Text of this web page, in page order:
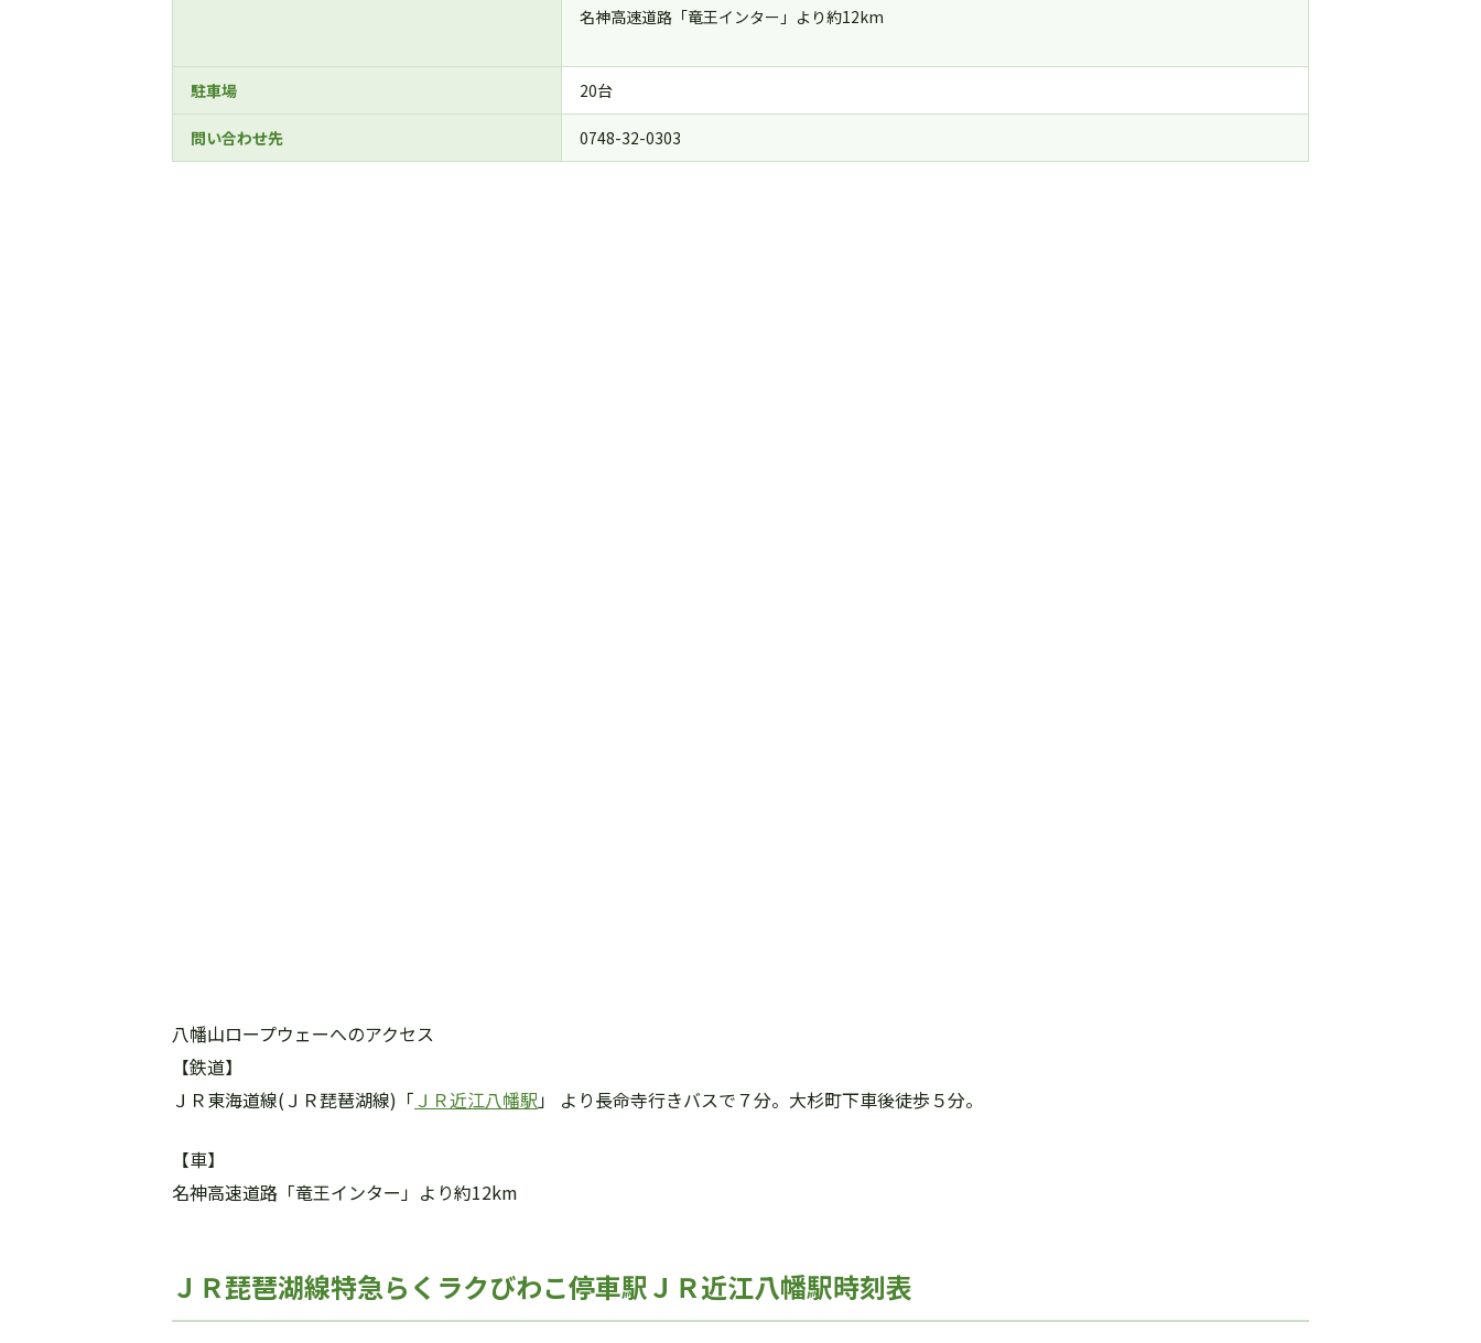
名神高速道路「竜王インター」より約12km
駐車場 20台
問い合わせ先 0748-32-0303
八幡山ロープウェーへのアクセス
【鉄道】
ＪＲ東海道線(ＪＲ琵琶湖線)「 ＪＲ近江八幡駅」 より長命寺行きバスで７分。大杉町下車後徒歩５分。
【車】
名神高速道路「竜王インター」より約12km
ＪＲ琵琶湖線特急らくラクびわこ停車駅ＪＲ近江八幡駅時刻表